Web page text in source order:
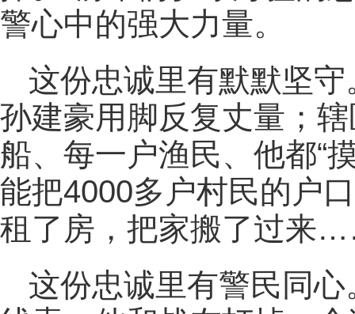
警心中的强大力量。
这份忠诚里有默默坚
孙建豪用脚反复丈量；
船、每一户渔民、他都“
能把4000多户村民的户
租了房，把家搬了过来
这份忠诚里有警民同